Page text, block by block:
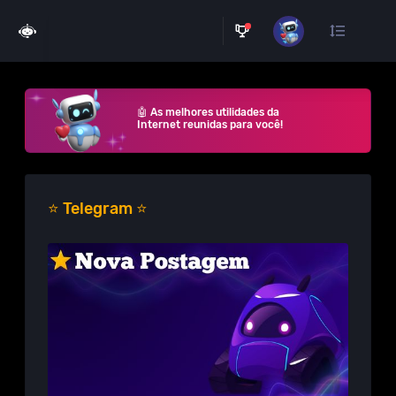
🤖 As melhores utilidades da
Internet reunidas para você!
⭐ Telegram ⭐